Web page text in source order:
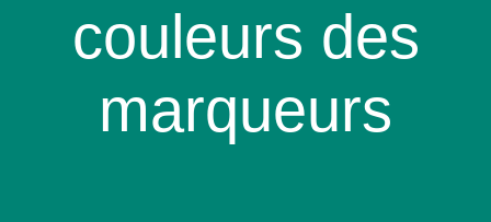
couleurs des
marqueurs